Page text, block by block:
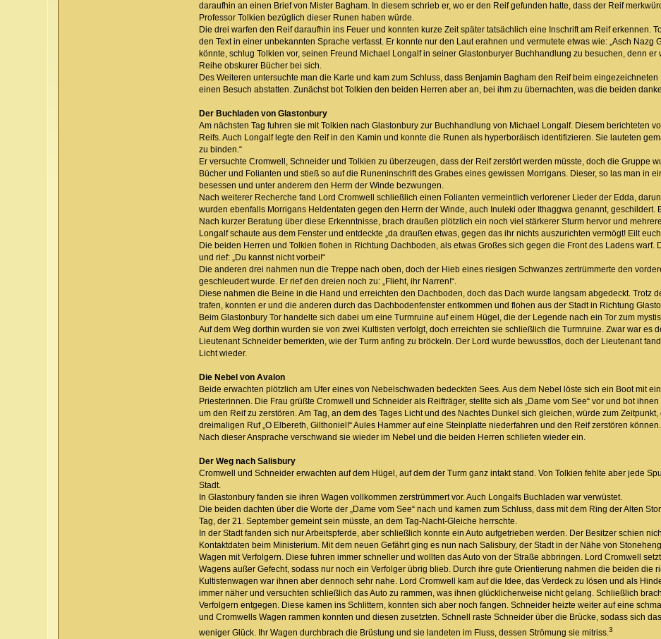
daraufhin an einen Brief von Mister Bagham. In diesem schrieb er, wo er den Reif gefunden hatte, dass der Reif
Professor Tolkien bezüglich dieser Runen haben würde.
Die drei warfen den Reif daraufhin ins Feuer und konnten kurze Zeit später tatsächlich eine Inschrift am Reif erkennen.
den Text in einer unbekannten Sprache verfasst. Er konnte nur den Laut erahnen und vermutete etwas wie: „Asch Nazg
könnte, schlug Tolkien vor, seinen Freund Michael Longalf in seiner Glastonburyer Buchhandlung zu besuchen, denn
Reihe obskurer Bücher bei sich.
Des Weiteren untersuchte man die Karte und kam zum Schluss, dass Benjamin Bagham den Reif beim
einen Besuch abstatten. Zunächst bot Tolkien den beiden Herren aber an, bei ihm zu übernachten, was die beiden
Der Buchladen von Glastonbury
Am nächsten Tag fuhren sie mit Tolkien nach Glastonbury zur Buchhandlung von Michael Longalf. Diesem berichteten
Reifs. Auch Longalf legte den Reif in den Kamin und konnte die Runen als hyperboräisch identifizieren. Sie lauteten
zu binden.“
Er versuchte Cromwell, Schneider und Tolkien zu überzeugen, dass der Reif zerstört werden müsste, doch die Gruppe
Bücher und Folianten und stieß so auf die Runeninschrift des Grabes eines gewissen Morrigans. Dieser, so las man in
besessen und unter anderem den Herrn der Winde bezwungen.
Nach weiterer Recherche fand Lord Cromwell schließlich einen Folianten vermeintlich verlorener Lieder der Edda,
wurden ebenfalls Morrigans Heldentaten gegen den Herrn der Winde, auch Inuleki oder Ithaggwa genannt, geschildert.
Nach kurzer Beratung über diese Erkenntnisse, brach draußen plötzlich ein noch viel stärkerer Sturm hervor und
Longalf schaute aus dem Fenster und entdeckte „da draußen etwas, gegen das ihr nichts auszurichten vermögt! Eilt
Die beiden Herren und Tolkien flohen in Richtung Dachboden, als etwas Großes sich gegen die Front des Ladens
und rief: „Du kannst nicht vorbei!“
Die anderen drei nahmen nun die Treppe nach oben, doch der Hieb eines riesigen Schwanzes zertrümmerte den
geschleudert wurde. Er rief den dreien noch zu: „Flieht, ihr Narren!“.
Diese nahmen die Beine in die Hand und erreichten den Dachboden, doch das Dach wurde langsam abgedeckt. Trotz
trafen, konnten er und die anderen durch das Dachbodenfenster entkommen und flohen aus der Stadt in Richtung
Beim Glastonbury Tor handelte sich dabei um eine Turmruine auf einem Hügel, die der Legende nach ein Tor zum
Auf dem Weg dorthin wurden sie von zwei Kultisten verfolgt, doch erreichten sie schließlich die Turmruine. Zwar war es
Lieutenant Schneider bemerkten, wie der Turm anfing zu bröckeln. Der Lord wurde bewusstlos, doch der Lieutenant
Licht wieder.
Die Nebel von Avalon
Beide erwachten plötzlich am Ufer eines von Nebelschwaden bedeckten Sees. Aus dem Nebel löste sich ein Boot mit
Priesterinnen. Die Frau grüßte Cromwell und Schneider als Reifträger, stellte sich als „Dame vom See“ vor und bot
um den Reif zu zerstören. Am Tag, an dem des Tages Licht und des Nachtes Dunkel sich gleichen, würde zum
dreimaligen Ruf „O Elbereth, Gilthoniel!“ Aules Hammer auf eine Steinplatte niederfahren und den Reif zerstören können.
Nach dieser Ansprache verschwand sie wieder im Nebel und die beiden Herren schliefen wieder ein.
Der Weg nach Salisbury
Cromwell und Schneider erwachten auf dem Hügel, auf dem der Turm ganz intakt stand. Von Tolkien fehlte aber jede
Stadt.
In Glastonbury fanden sie ihren Wagen vollkommen zerstrümmert vor. Auch Longalfs Buchladen war verwüstet.
Die beiden dachten über die Worte der „Dame vom See“ nach und kamen zum Schluss, dass mit dem Ring der Alten
Tag, der 21. September gemeint sein müsste, an dem Tag-Nacht-Gleiche herrschte.
In der Stadt fanden sich nur Arbeitspferde, aber schließlich konnte ein Auto aufgetrieben werden. Der Besitzer schien
Kontaktdaten beim Ministerium. Mit dem neuen Gefährt ging es nun nach Salisbury, der Stadt in der Nähe von
Wagen mit Verfolgern. Diese fuhren immer schneller und wollten das Auto von der Straße abbringen. Lord Cromwell
Wagens außer Gefecht, sodass nur noch ein Verfolger übrig blieb. Durch ihre gute Orientierung nahmen die beiden die
Kultistenwagen war ihnen aber dennoch sehr nahe. Lord Cromwell kam auf die Idee, das Verdeck zu lösen und als
immer näher und versuchten schließlich das Auto zu rammen, was ihnen glücklicherweise nicht gelang. Schließlich
Verfolgern entgegen. Diese kamen ins Schlittern, konnten sich aber noch fangen. Schneider heizte weiter auf eine
und Cromwells Wagen rammen konnten und diesen zusetzten. Schnell raste Schneider über die Brücke, sodass sich
weniger Glück. Ihr Wagen durchbrach die Brüstung und sie landeten im Fluss, dessen Strömung sie mitriss.3